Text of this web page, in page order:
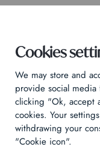
Politique de confidentialité
Mentions légales
Technical & Legal
Cookies
We may store and
provide social media
clicking "Ok, accept
cookies. Your
withdrawing your
"Cookie icon".